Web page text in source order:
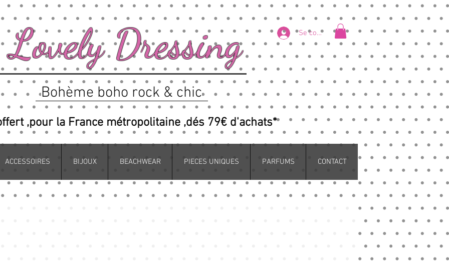
Lovely Dressing
Bohème boho rock & chic
Se connecter
,pour la France métropolitaine ,dés 79€ d'achats*
ACCESSOIRES BIJOUX BEACHWEAR PIECES UNIQUES PARFUMS CONTACT